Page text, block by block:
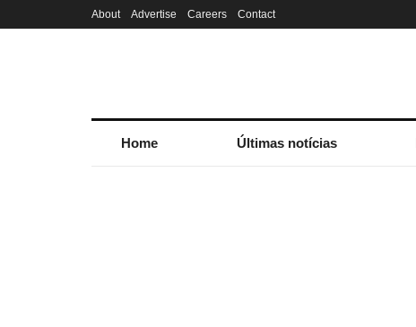
About Advertise Careers Contact
Home Últimas notícias